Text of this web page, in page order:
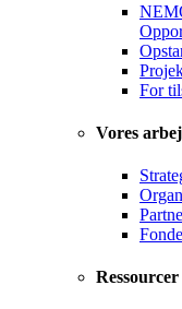
For
Vores
Ressourcer